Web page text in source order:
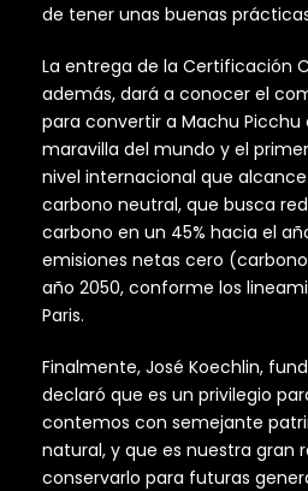
de tener unas buenas
La entrega de la Certificación
además, dará a conocer el
para convertir a Machu Picchu
maravilla del mundo y el
nivel internacional que
carbono neutral, que busca
carbono en un 45% hacia el
emisiones netas cero
año 2050, conforme los
Paris.
Finalmente, José Koechlin,
declaró que es un privilegio
contemos con semejante
natural, y que es nuestra gran
conservarlo para futuras